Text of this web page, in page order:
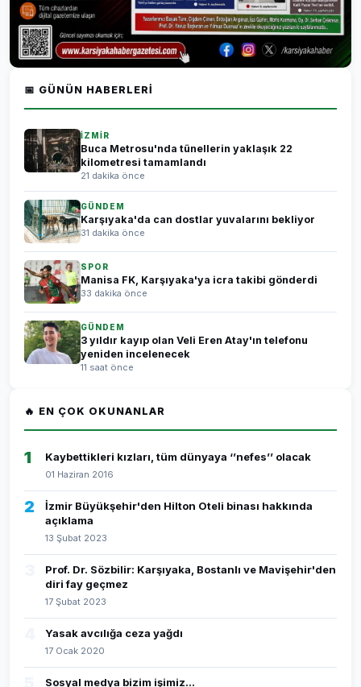
📅 GÜNÜN HABERLERI
İZMİR
Buca Metrosu'nda tünellerin yaklaşık 22
kilometresi tamamlandı
21 dakika önce
GÜNDEM
Karşıyaka'da can dostlar yuvalarını bekliyor
31 dakika önce
SPOR
Manisa FK, Karşıyaka'ya icra takibi gönderdi
33 dakika önce
GÜNDEM
3 yıldır kayıp olan Veli Eren Atay'ın telefonu
yeniden incelenecek
11 saat önce
🔥 EN ÇOK OKUNANLAR
1 Kaybettikleri kızları, tüm dünyaya ‘’nefes’’ olacak
01 Haziran 2016
2
İzmir Büyükşehir'den Hilton Oteli binası hakkında
açıklama
13 Şubat 2023
Prof. Dr. Sözbilir: Karşıyaka, Bostanlı ve Mavişehir'den
diri fay geçmez
17 Şubat 2023
Yasak avcılığa ceza yağdı
17 Ocak 2020
Sosyal medya bizim işimiz...